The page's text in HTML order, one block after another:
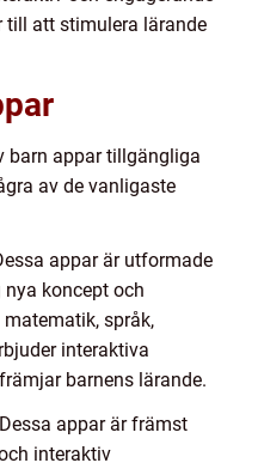
till att stimulera lärande
barn appar tillgängliga
av de vanligaste
appar är utformade
koncept och
språk,
interaktiva
barnens lärande.
appar är främst
interaktiv